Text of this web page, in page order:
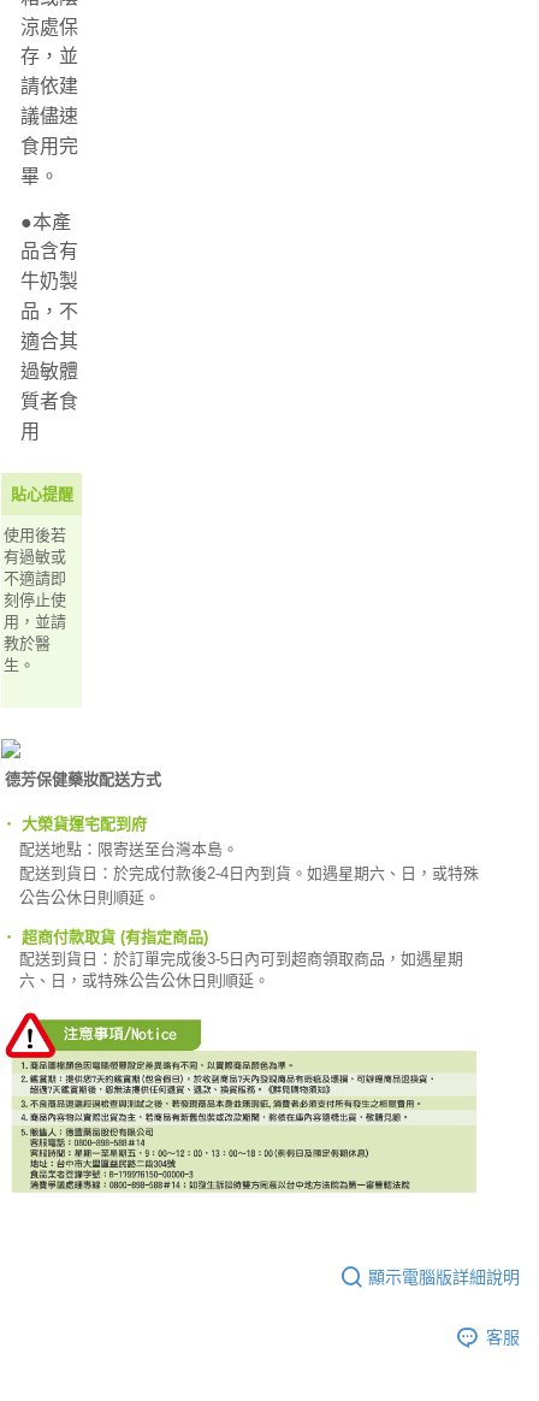
涼處保
存，並
請依建
議儘速
食用完
畢。
●本產
品含有
牛奶製
品，不
適合其
過敏體
質者食
用
貼心提醒
使用後若
有過敏或
不適請即
刻停止使
用，並請
教於醫
生。
德芳保健藥妝配送方式
‧ 大榮貨運宅配到府
配送地點：限寄送至台灣本島。
配送到貨日：於完成付款後2-4日內到貨。如遇星期六、日，或特殊
公告公休日則順延。
‧ 超商付款取貨 (有指定商品)
配送到貨日：於訂單完成後3-5日內可到超商領取商品，如遇星期
六、日，或特殊公告公休日則順延。
顯示電腦版詳細說明
客服